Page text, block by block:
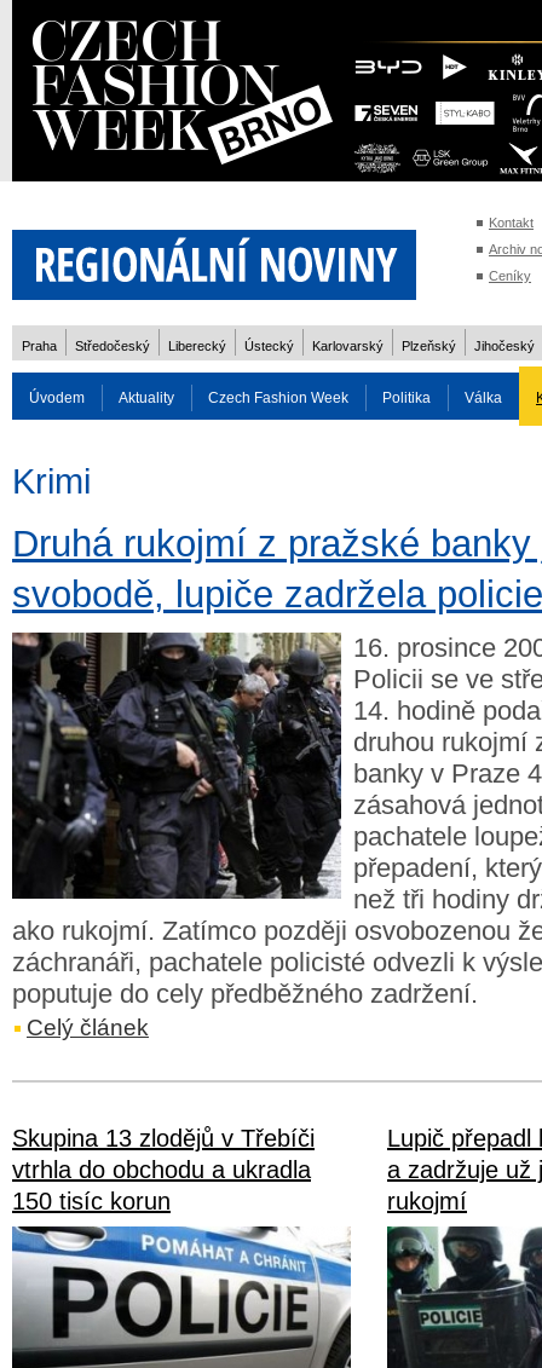
Kontakt
Archiv
Ceníky
Praha Středočeský Liberecký Ústecký Karlovarský Plzeňský Jihočeský
Úvodem Aktuality Czech Fashion Week Politika Válka
Krimi
Druhá rukojmí z pražské banky
svobodě, lupiče zadržela policie
16. prosince
Policii se ve
14. hodině
druhou rukojmí
banky v Praze
zásahová
pachatele
přepadení,
než tři hodiny
ako rukojmí. Zatímco později osvobozenou
záchranáři, pachatele policisté odvezli k
poputuje do cely předběžného zadržení.
Celý článek
Skupina 13 zlodějů v Třebíči
vtrhla do obchodu a ukradla
150 tisíc korun
Lupič přepadl
a zadržuje už
rukojmí